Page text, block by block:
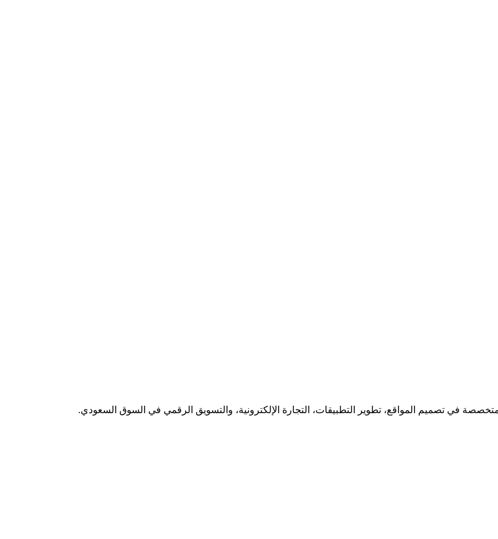
في تصميم المواقع، تطوير التطبيقات، التجارة الإلكترونية، والتسويق الرقمي في السوق السعودي.